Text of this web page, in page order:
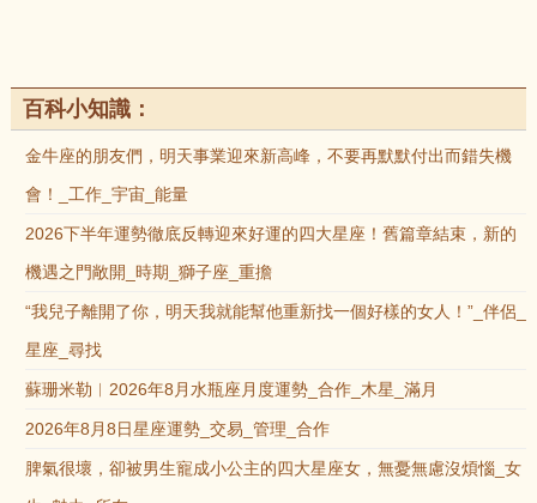
百科小知識：
金牛座的朋友們，明天事業迎來新高峰，不要再默默付出而錯失機
會！_工作_宇宙_能量
2026下半年運勢徹底反轉迎來好運的四大星座！舊篇章結束，新的
機遇之門敞開_時期_獅子座_重擔
“我兒子離開了你，明天我就能幫他重新找一個好樣的女人！”_伴侶_
星座_尋找
蘇珊米勒︱2026年8月水瓶座月度運勢_合作_木星_滿月
2026年8月8日星座運勢_交易_管理_合作
脾氣很壞，卻被男生寵成小公主的四大星座女，無憂無慮沒煩惱_女